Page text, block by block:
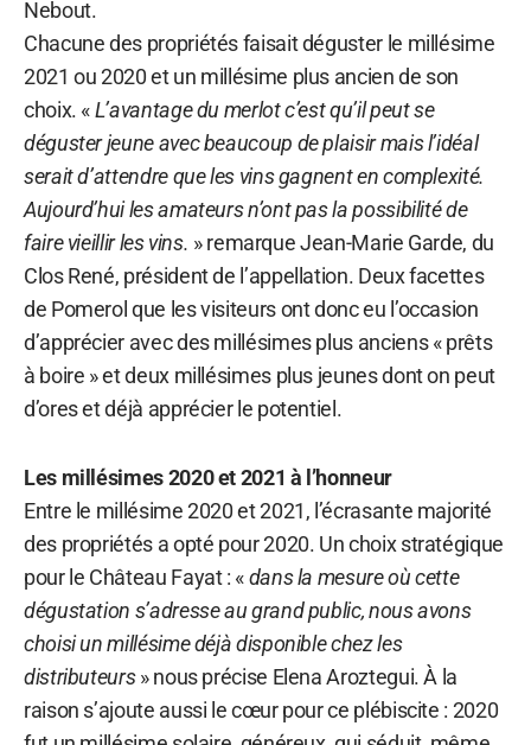
Nebout.
Chacune des propriétés faisait déguster le millésime
2021 ou 2020 et un millésime plus ancien de son
choix. «L’avantage du merlot c’est qu’il peut se
déguster jeune avec beaucoup de plaisir mais l’idéal
serait d’attendre que les vins gagnent en complexité.
Aujourd’hui les amateurs n’ont pas la possibilité de
faire vieillir les vins. » remarque Jean-Marie Garde, du
Clos René, président de l’appellation. Deux facettes
de Pomerol que les visiteurs ont donc eu l’occasion
d’apprécier avec des millésimes plus anciens « prêts
à boire » et deux millésimes plus jeunes dont on peut
d’ores et déjà apprécier le potentiel.
Les millésimes 2020 et 2021 à l’honneur
Entre le millésime 2020 et 2021, l’écrasante majorité
des propriétés a opté pour 2020. Un choix stratégique
pour le Château Fayat : «dans la mesure où cette
dégustation s’adresse au grand public, nous avons
choisi un millésime déjà disponible chez les
distributeurs» nous précise Elena Aroztegui. À la
raison s’ajoute aussi le cœur pour ce plébiscite : 2020